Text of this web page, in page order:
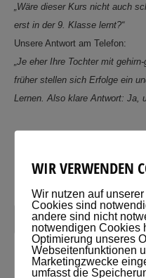
„Wäre dieser Kurs nicht auch
erst in der 9. Klasse lernt?“
Unsere Antwort am Telefon:
„Je eher Ihre Tochter mit
früher stellen sich Erfolge ein
Lernen. Also klare Antwort: Ja,
WIR VERWENDEN
Wir nutzen auf
Cookies sind
andere sind nicht
notwendigen Cookies
Optimierung unseres
Webseitenfunktionen
Marketingzwecke
umfasst die